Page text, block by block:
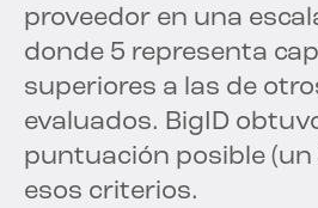
proveedor en una
donde 5 representa
superiores a las de
evaluados. BigID
puntuación posible (un
esos criterios.